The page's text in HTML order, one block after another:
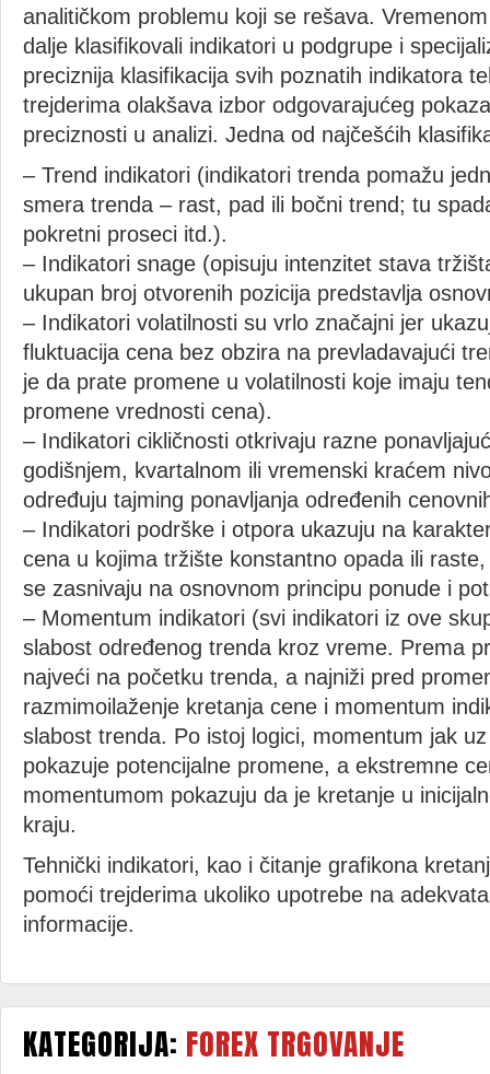
analitičkom problemu koji se rešava.
dalje klasifikovali indikatori u podgrupe i
preciznija klasifikacija svih poznatih indikatora
trejderima olakšava izbor odgovarajućeg
preciznosti u analizi. Jedna od najčešćih
– Trend indikatori (indikatori trenda pomažu
smera trenda – rast, pad ili bočni trend; tu
pokretni proseci itd.).
– Indikatori snage (opisuju intenzitet stava
ukupan broj otvorenih pozicija predstavlja
– Indikatori volatilnosti su vrlo značajni jer
fluktuacija cena bez obzira na prevladavajući
je da prate promene u volatilnosti koje imaju
promene vrednosti cena).
– Indikatori cikličnosti otkrivaju razne
godišnjem, kvartalnom ili vremenski kraćem
određuju tajming ponavljanja određenih
– Indikatori podrške i otpora ukazuju na
cena u kojima tržište konstantno opada ili
se zasnivaju na osnovnom principu ponude i
– Momentum indikatori (svi indikatori iz ove
slabost određenog trenda kroz vreme. Prema
najveći na početku trenda, a najniži pred
razmimoilaženje kretanja cene i momentum
slabost trenda. Po istoj logici, momentum jak
pokazuje potencijalne promene, a ekstremne
momentumom pokazuju da je kretanje u
kraju.
Tehnički indikatori, kao i čitanje grafikona
pomoći trejderima ukoliko upotrebe na
informacije.
KATEGORIJA: FOREX TRGOVANJE